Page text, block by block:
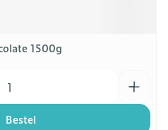
1500g
Bestel